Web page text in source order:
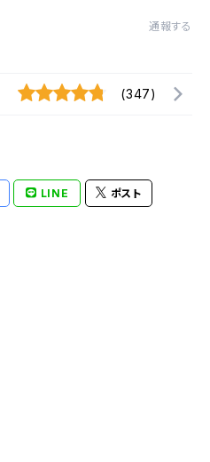
通報する
(347)
LINE ポスト